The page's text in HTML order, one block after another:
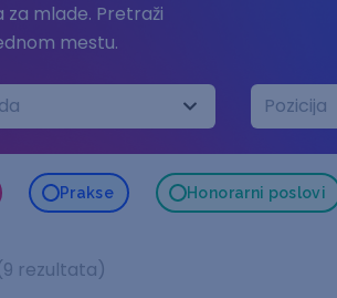
mlade. Pretraži
mestu.
Pozicija
Prakse Honorarni poslovi
rezultata)